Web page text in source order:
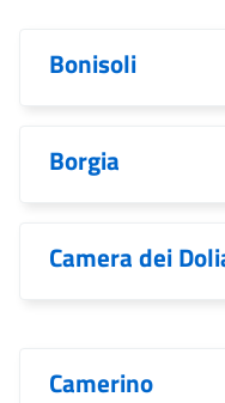
Bonisoli
Borgia
Camera dei
Camerino